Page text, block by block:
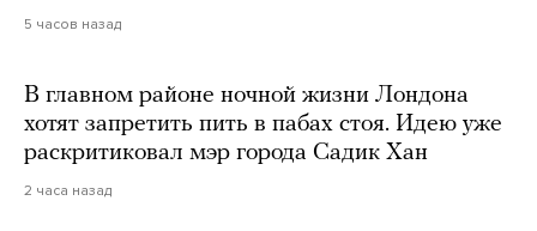
5 часов назад
В главном районе ночной жизни Лондона
хотят запретить пить в пабах стоя. Идею уже
раскритиковал мэр города Садик Хан
2 часа назад